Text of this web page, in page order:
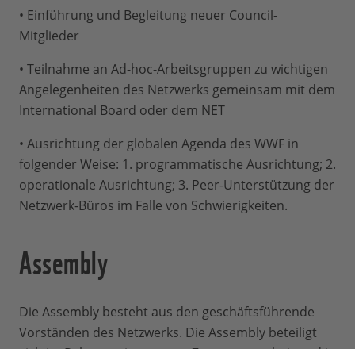
• Einführung und Begleitung neuer Council-
Mitglieder
• Teilnahme an Ad-hoc-Arbeitsgruppen zu wichtigen
Angelegenheiten des Netzwerks gemeinsam mit dem
International Board oder dem NET
• Ausrichtung der globalen Agenda des WWF in
folgender Weise: 1. programmatische Ausrichtung; 2.
operationale Ausrichtung; 3. Peer-Unterstützung der
Netzwerk-Büros im Falle von Schwierigkeiten.
Assembly
Die Assembly besteht aus den geschäftsführende
Vorständen des Netzwerks. Die Assembly beteiligt